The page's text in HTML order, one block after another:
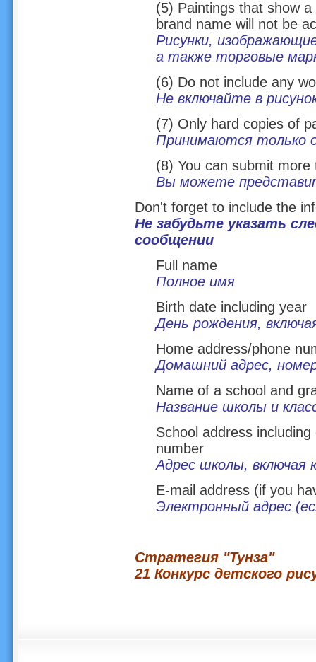
(5) Paintings that show
brand name will not be
Рисунки,
а также торговые
(6) Do not include any
Не включайте в
(7) Only hard copies of
Принимаются только
(8) You can submit more
Вы можете
Don't forget to include the
Не забудьте указать
сообщении
Full name
Полное имя
Birth date including year
День рождения,
Home address/phone
Домашний адрес,
Name of a school and
Название школы и
School address
number
Адрес школы, включая
E-mail address (if you
Электронный адрес
Стратегия "Тунза"
21 Конкурс детского